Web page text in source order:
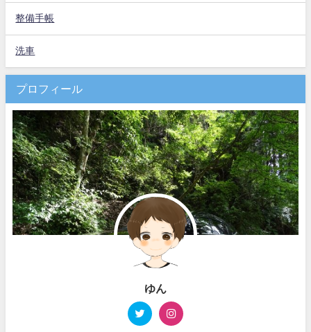
整備手帳
洗車
プロフィール
ゆん